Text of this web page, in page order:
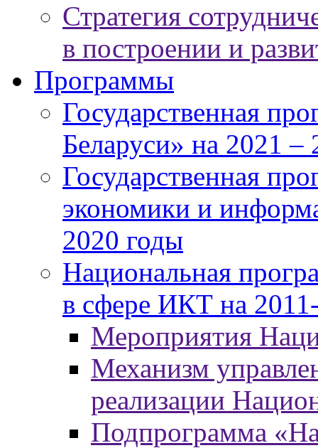
Стратегия
в построении и
Программы
Государственная
Беларуси» на 2021 –
Государственная
экономики и
2020 годы
Национальная
в сфере ИКТ на
Мероприятия
Механизм
реализации
Подпрограмма